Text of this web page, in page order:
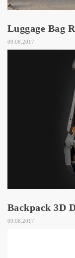
Luggage Bag
09.08.2017
Backpack 3D
09.08.2017